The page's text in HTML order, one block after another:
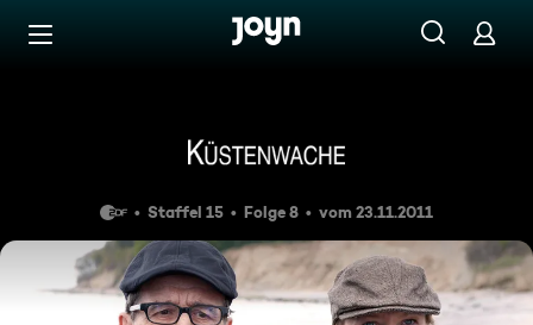
Zum Inhalt springen
Staffel 15 Folge 8 vom 23.11.2011